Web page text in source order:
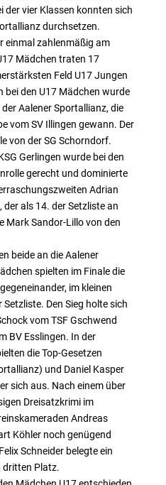
der vier Klassen konnten sich
durchsetzen.
einmal zahlenmäßig am
Mädchen traten 17
Feld U17 Jungen
bei den U17 Mädchen wurde
Aalener Sportallianz, die
vom SV Illingen gewann. Der
von der SG Schorndorf.
Gerlingen wurde bei den
gerecht und dominierte
Adrian
als 14. der Setzliste an
Mark Sandor-Lillo von den
beide an die Aalener
spielten im Finale die
im kleinen
Den Sieg holte sich
vom TSF Gschwend
BV Esslingen. In der
die Top-Gesetzen
und Daniel Kasper
sich aus. Nach einem über
Dreisatzkrimi im
Andreas
Köhler noch genügend
Schneider belegte ein
dritten Platz.